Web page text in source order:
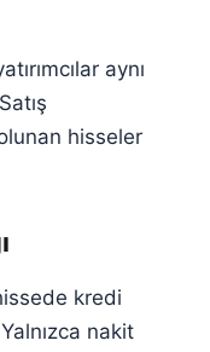
aynı
hisseler
kredi
nakit